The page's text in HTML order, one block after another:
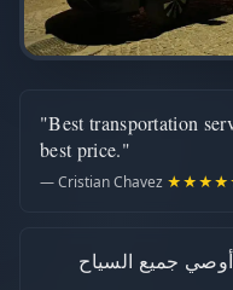
"Best transportation
best price."
— Cristian Chavez
جميع السياح